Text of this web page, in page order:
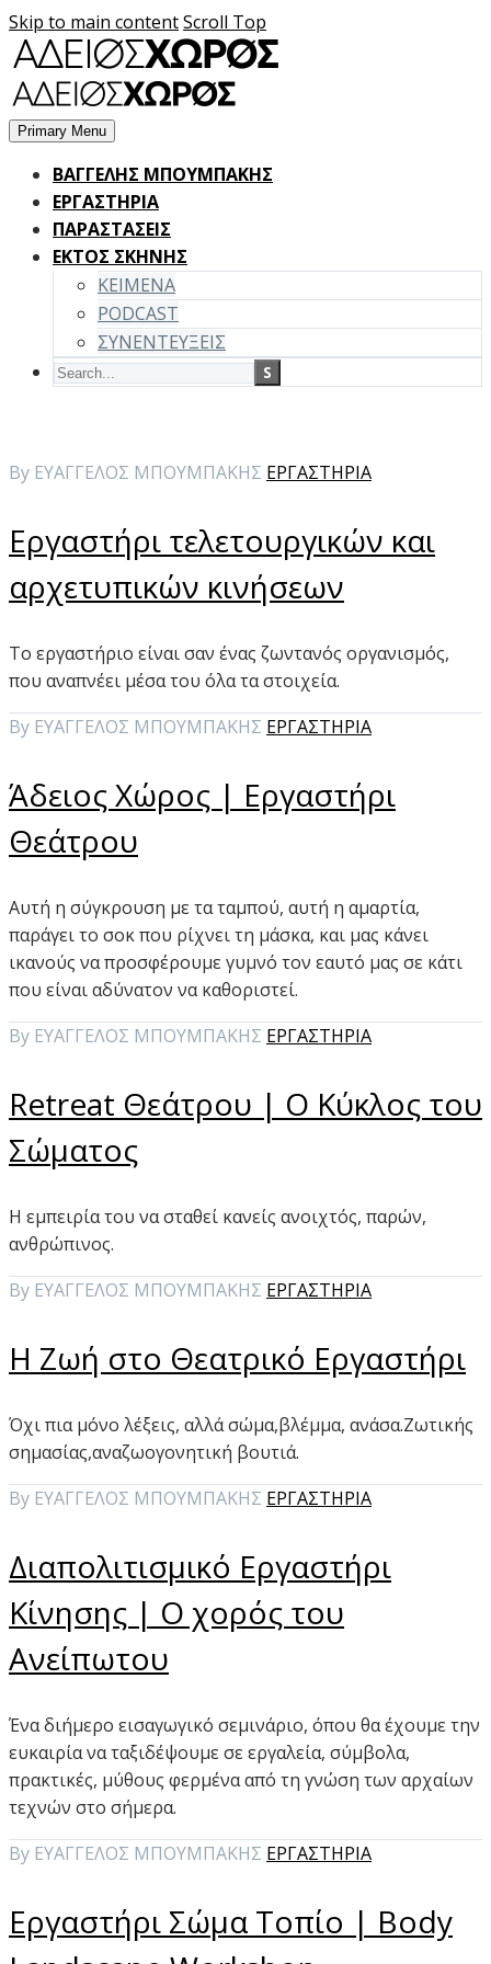
Skip to main contentScroll Top
Primary Menu
BΑΓΓΕΛΗΣ ΜΠΟΥΜΠΑΚΗΣ
ΕΡΓΑΣΤΗΡΙΑ
ΠΑΡΑΣΤΑΣΕΙΣ
ΕΚΤΟΣ ΣΚΗΝΗΣ
ΚΕΙΜΕΝΑ
PODCAST
ΣΥΝΕΝΤΕΥΞΕΙΣ
By ΕΥΑΓΓΕΛΟΣ ΜΠΟΥΜΠΑΚΗΣ ΕΡΓΑΣΤΗΡΙΑ
Εργαστήρι τελετουργικών και
αρχετυπικών κινήσεων
Το εργαστήριο είναι σαν ένας ζωντανός οργανισμός,
που αναπνέει μέσα του όλα τα στοιχεία.
By ΕΥΑΓΓΕΛΟΣ ΜΠΟΥΜΠΑΚΗΣ ΕΡΓΑΣΤΗΡΙΑ
Άδειος Χώρος | Εργαστήρι
Θεάτρου
Αυτή η σύγκρουση με τα ταμπού, αυτή η αμαρτία,
παράγει το σοκ που ρίχνει τη μάσκα, και μας κάνει
ικανούς να προσφέρουμε γυμνό τον εαυτό μας σε κάτι
που είναι αδύνατον να καθοριστεί.
By ΕΥΑΓΓΕΛΟΣ ΜΠΟΥΜΠΑΚΗΣ ΕΡΓΑΣΤΗΡΙΑ
Retreat Θεάτρου | Ο Κύκλος του
Σώματος
Η εμπειρία του να σταθεί κανείς ανοιχτός, παρών,
ανθρώπινος.
By ΕΥΑΓΓΕΛΟΣ ΜΠΟΥΜΠΑΚΗΣ ΕΡΓΑΣΤΗΡΙΑ
Η Ζωή στο Θεατρικό Εργαστήρι
Όχι πια μόνο λέξεις, αλλά σώμα,βλέμμα, ανάσα.Ζωτικής
σημασίας,αναζωογονητική βουτιά.
By ΕΥΑΓΓΕΛΟΣ ΜΠΟΥΜΠΑΚΗΣ ΕΡΓΑΣΤΗΡΙΑ
Διαπολιτισμικό Εργαστήρι
Κίνησης | Ο χορός του
Ανείπωτου
Ένα διήμερο εισαγωγικό σεμινάριο, όπου θα έχουμε την
ευκαιρία να ταξιδέψουμε σε εργαλεία, σύμβολα,
πρακτικές, μύθους φερμένα από τη γνώση των αρχαίων
τεχνών στο σήμερα.
By ΕΥΑΓΓΕΛΟΣ ΜΠΟΥΜΠΑΚΗΣ ΕΡΓΑΣΤΗΡΙΑ
Εργαστήρι Σώμα Τοπίο | Body